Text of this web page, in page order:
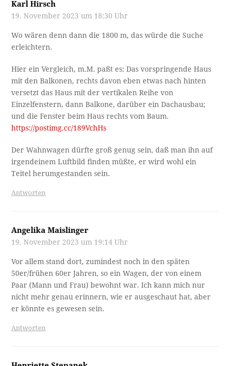
Karl Hirsch
19. November 2023 um 18:30 Uhr
Wo wären denn dann die 1800 m, das würde die Suche
erleichtern.
Hier ein Vergleich, m.M. paßt es: Das vorspringende Haus
mit den Balkonen, rechts davon eben etwas nach hinten
versetzt das Haus mit der vertikalen Reihe von
Einzelfenstern, dann Balkone, darüber ein Dachausbau;
und die Fenster beim Haus rechts vom Baum.
https://postimg.cc/189VchHs
Der Wahnwagen dürfte groß genug sein, daß man ihn auf
irgendeinem Luftbild finden müßte, er wird wohl ein
Teitel herumgestanden sein.
Antworten
Angelika Maislinger
19. November 2023 um 19:14 Uhr
Vor allem stand dort, zumindest noch in den späten
50er/frühen 60er Jahren, so ein Wagen, der von einem
Paar (Mann und Frau) bewohnt war. Ich kann mich nur
nicht mehr genau erinnern, wie er ausgeschaut hat, aber
er könnte es gewesen sein.
Antworten